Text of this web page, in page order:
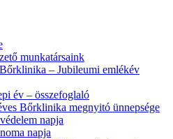
munkatársaink
– Jubileumi emlékév
év – összefoglaló
Bőrklinika megnyitó ünnepsége
napja
napja